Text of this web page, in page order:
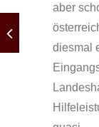
aber
diesmal